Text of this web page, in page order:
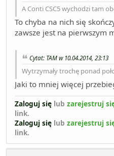
A Conti CSC5 wychodzi tam
To chyba na nich się
zawsze jest na pierwszym
Cytat: TAM w 10.04.2014, 23:13
Wytrzymały trochę ponad
Jaki to mniej więcej
Zaloguj się lub zarejestruj
link.
Zaloguj się lub zarejestruj
link.